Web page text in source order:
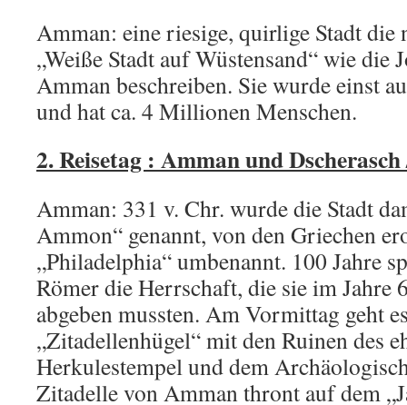
Amman: eine riesige, quirlige Stadt die
„Weiße Stadt auf Wüstensand“ wie die
Amman beschreiben. Sie wurde einst
und hat ca. 4 Millionen Menschen.
2. Reisetag : Amman und
Amman: 331 v. Chr. wurde die Stadt
Ammon“ genannt, von den Griechen
„Philadelphia“ umbenannt. 100 Jahre
Römer die Herrschaft, die sie im Jahre
abgeben mussten. Am Vormittag geht
„Zitadellenhügel“ mit den Ruinen des
Herkulestempel und dem
Zitadelle von Amman thront auf dem